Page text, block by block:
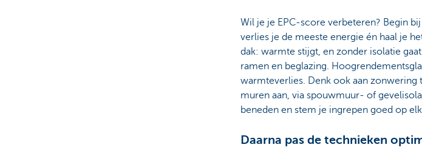
Wil je je EPC-score verbeteren? Begin
verlies je de meeste energie én haal je
dak: warmte stijgt, en zonder isolatie
ramen en beglazing.
warmteverlies. Denk ook aan zonwering
muren aan, via spouwmuur- of
beneden en stem je ingrepen goed op
Daarna pas de technieken